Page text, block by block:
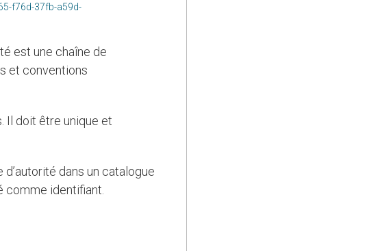
f76d-37fb-a59d-
est une chaîne de
et conventions
identifiant.